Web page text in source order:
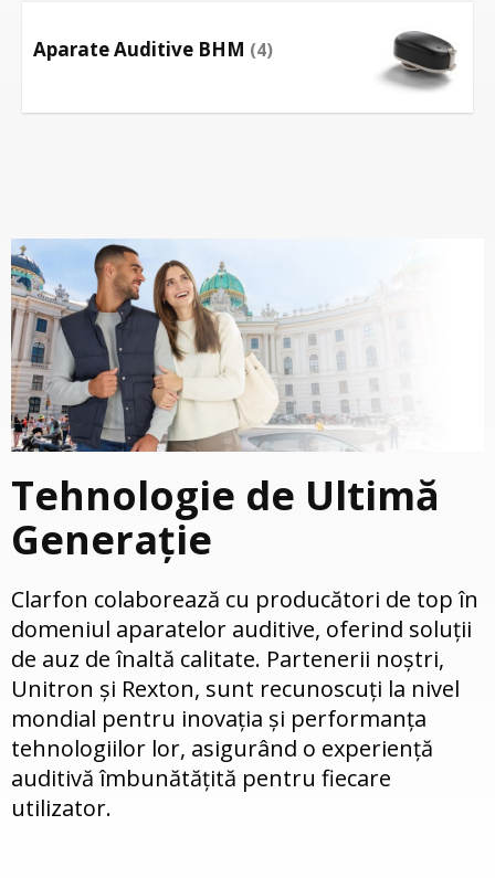
Aparate Auditive BHM (4)
Tehnologie de Ultimă
Generație
Clarfon colaborează cu producători de top în
domeniul aparatelor auditive, oferind soluții
de auz de înaltă calitate. Partenerii noștri,
Unitron și Rexton, sunt recunoscuți la nivel
mondial pentru inovația și performanța
tehnologiilor lor, asigurând o experiență
auditivă îmbunătățită pentru fiecare
utilizator.